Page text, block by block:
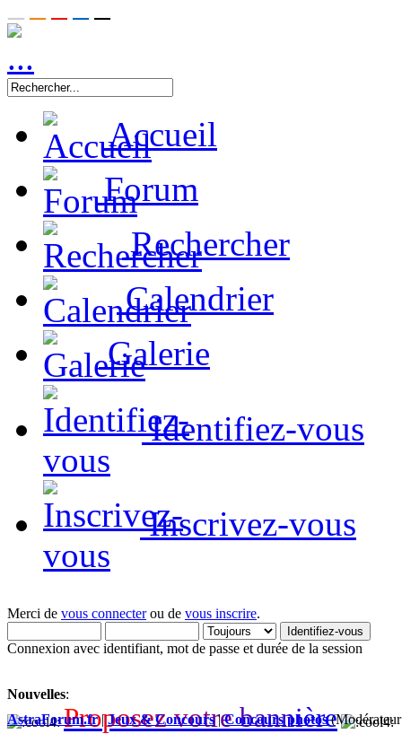
Accueil
Forum
Rechercher
Calendrier
Galerie
Identifiez-vous
Inscrivez-vous
Merci de vous connecterou de vous inscrire.
Connexion avec identifiant, mot de passe et durée de la session
Nouvelles:
Proposez votre bannière
AstraForum.fr|Jeux & Concours|Concours photos